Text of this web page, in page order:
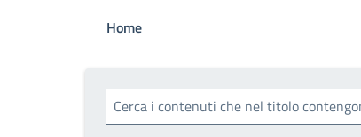
Briciole di pane
Home
Cerca i contenuti che nel titolo